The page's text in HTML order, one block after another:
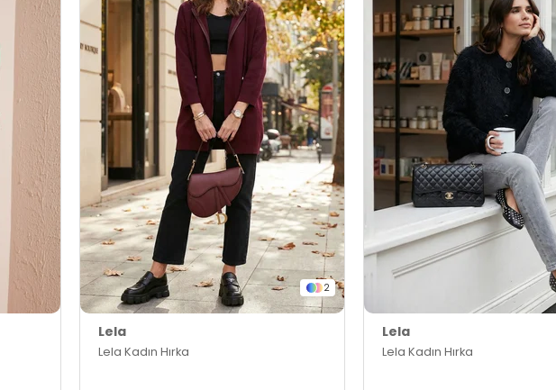
2
Lela
Lela Kadın Hırka
Lela
Lela Kadın Hırka